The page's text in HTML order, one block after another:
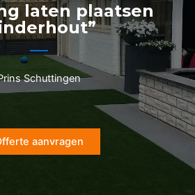
laten plaatsen
Schuttingen
aanvragen